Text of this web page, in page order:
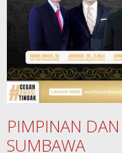
PIMPINAN
SUMBAWA